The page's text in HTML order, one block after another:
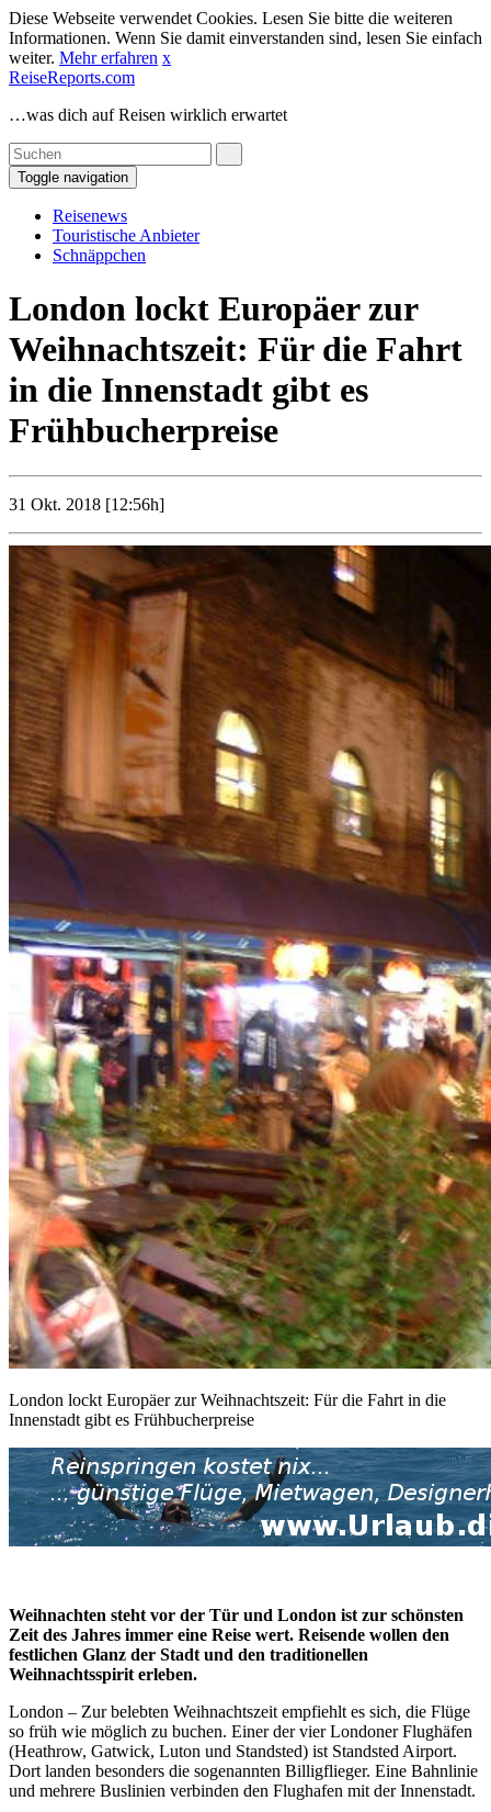
Diese Webseite verwendet Cookies. Lesen Sie bitte die weiteren
Informationen. Wenn Sie damit einverstanden sind, lesen Sie einfach
weiter. Mehr erfahren x
ReiseReports.com
…was dich auf Reisen wirklich erwartet
Toggle navigation
Reisenews
Touristische Anbieter
Schnäppchen
London lockt Europäer zur
Weihnachtszeit: Für die Fahrt
in die Innenstadt gibt es
Frühbucherpreise
31 Okt. 2018 [12:56h]
London lockt Europäer zur Weihnachtszeit: Für die Fahrt in die
Innenstadt gibt es Frühbucherpreise
Weihnachten steht vor der Tür und London ist zur schönsten
Zeit des Jahres immer eine Reise wert. Reisende wollen den
festlichen Glanz der Stadt und den traditionellen
Weihnachtsspirit erleben.
London – Zur belebten Weihnachtszeit empfiehlt es sich, die Flüge
so früh wie möglich zu buchen. Einer der vier Londoner Flughäfen
(Heathrow, Gatwick, Luton und Standsted) ist Standsted Airport.
Dort landen besonders die sogenannten Billigflieger. Eine Bahnlinie
und mehrere Buslinien verbinden den Flughafen mit der Innenstadt.